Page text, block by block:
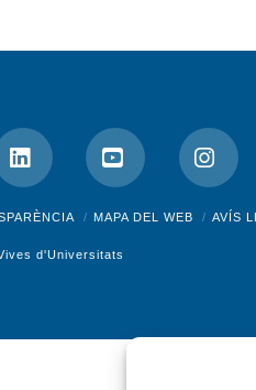
LinkedInYouTube
MAPA DEL WEB AVÍS
d'Universitats